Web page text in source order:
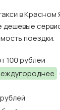
в Красном
поездки.
100 рублей